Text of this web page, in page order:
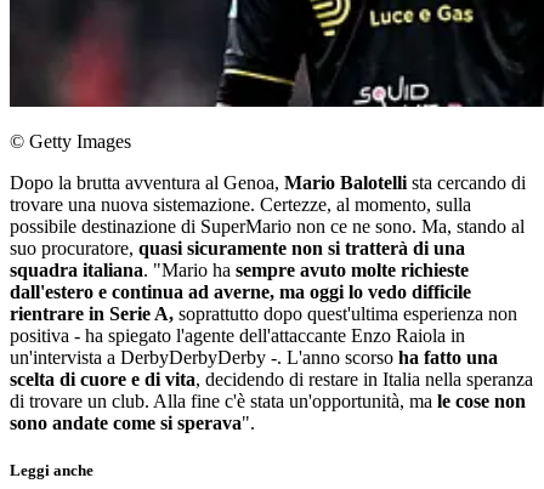
© Getty Images
Dopo la brutta avventura al Genoa, Mario Balotelli sta cercando di
trovare una nuova sistemazione. Certezze, al momento, sulla
possibile destinazione di SuperMario non ce ne sono. Ma, stando al
suo procuratore, quasi sicuramente non si tratterà di una
squadra italiana. "Mario ha sempre avuto molte richieste
dall'estero e continua ad averne, ma oggi lo vedo difficile
rientrare in Serie A, soprattutto dopo quest'ultima esperienza non
positiva - ha spiegato l'agente dell'attaccante Enzo Raiola in
un'intervista a DerbyDerbyDerby -. L'anno scorso ha fatto una
scelta di cuore e di vita, decidendo di restare in Italia nella speranza
di trovare un club. Alla fine c'è stata un'opportunità, ma le cose non
sono andate come si sperava".
Leggi anche